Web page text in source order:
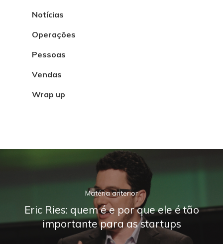
Notícias
Operações
Pessoas
Vendas
Wrap up
Matéria anterior
Eric Ries: quem é e por que ele é tão
importante para as startups